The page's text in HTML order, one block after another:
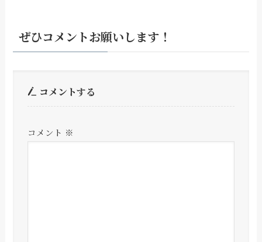
ぜひコメントお願いします！
コメントする
コメント ※